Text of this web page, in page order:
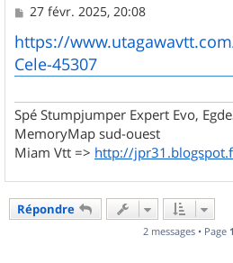
M
s
s
a
g
27 févr. 2025, 20:08
https://
Cele-45307
Spé Stumpjumper Expert Evo,
MemoryMap sud-ouest
Miam Vtt => http://
Répondre
2 messages • Page 1